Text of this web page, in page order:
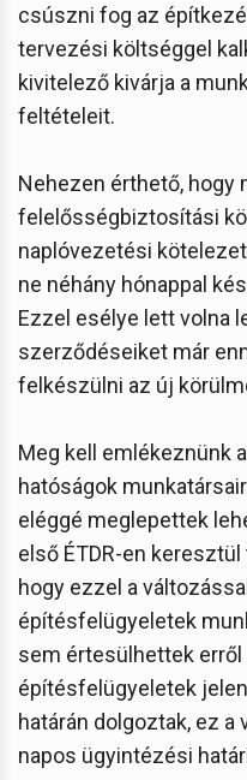
csúszni fog az
tervezési költséggel
kivitelező kivárja a
feltételeit.
Nehezen érthető, hogy
felelősségbiztosítási
naplóvezetési
ne néhány hónappal
Ezzel esélye lett volna
szerződéseiket már
felkészülni az új
Meg kell emlékeznünk
hatóságok
eléggé meglepettek
első ÉTDR-en
hogy ezzel a
építésfelügyeletek
sem értesülhettek erről
építésfelügyeletek
határán dolgoztak, ez a
napos ügyintézési